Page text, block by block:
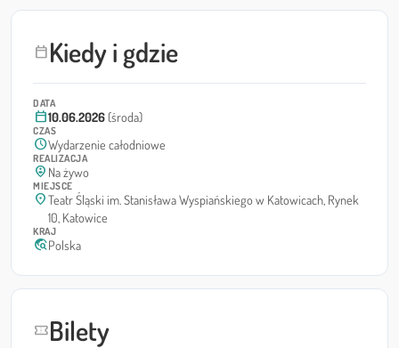
calendar_todayKiedy i gdzie
DATA
calendar_today10.06.2026 (środa)
CZAS
scheduleWydarzenie całodniowe
REALIZACJA
person_pin_circle Na żywo
MIEJSCE
location_onTeatr Śląski im. Stanisława Wyspiańskiego w Katowicach, Rynek
10, Katowice
KRAJ
travel_explorePolska
confirmation_numberBilety